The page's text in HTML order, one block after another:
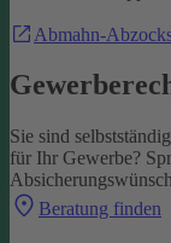
Abmahn-
Sie sind
für Ihr Gewerbe?
Beratung finden